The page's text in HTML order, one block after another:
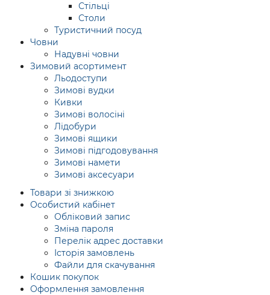
Стільці
Столи
Туристичний посуд
Човни
Надувні човни
Зимовий асортимент
Льодоступи
Зимові вудки
Кивки
Зимові волосіні
Лідобури
Зимові ящики
Зимові підгодовування
Зимові намети
Зимові аксесуари
Товари зі знижкою
Особистий кабінет
Обліковий запис
Зміна пароля
Перелік адрес доставки
Історія замовлень
Файли для скачування
Кошик покупок
Оформлення замовлення